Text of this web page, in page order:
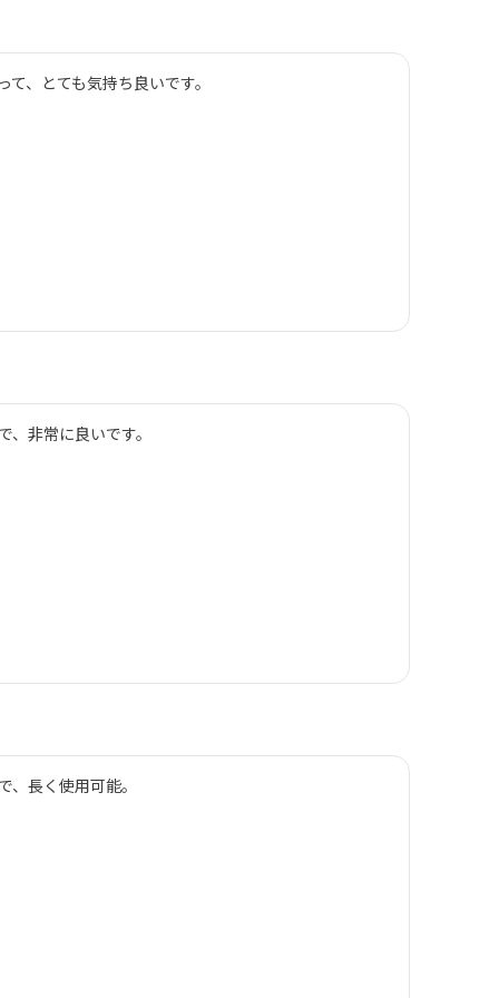
、とても気持ち良いです。
非常に良いです。
、長く使用可能。